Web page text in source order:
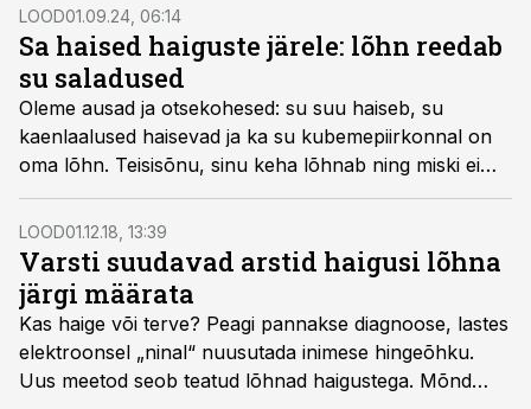
LOOD01.09.24, 06:14
Sa haised haiguste järele: lõhn reedab
su saladused
Oleme ausad ja otsekohesed: su suu haiseb, su
kaenlaalused haisevad ja ka su kubeme­piirkonnal on
oma lõhn. Teisisõnu, sinu keha lõhnab ning miski ei
aita – palaval suvepäeval on see muidugi eriti ilmne.
Kehalõhn on siiski palju enamat kui lihtsalt tüütus.
Keegi teine ei lõhna samamoodi nagu sina. Sulle
ainuomane lõhn kõneleb sellest, kes sa oled ja kust
tuled. Vähe sellest, sinu lõhn võib päästa ka su elu.
LOOD01.12.18, 13:39
Varsti suudavad arstid haigusi lõhna
järgi määrata
Kas haige või terve? Peagi pannakse diagnoose, lastes
elektroonsel „ninal“ nuusutada inimese hingeõhku.
Uus meetod seob teatud lõhnad haigustega. Mõnd